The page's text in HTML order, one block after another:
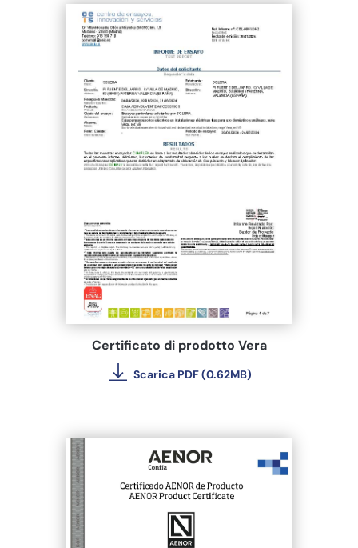
Certificato di prodotto Vera
Scarica PDF (0.62MB)